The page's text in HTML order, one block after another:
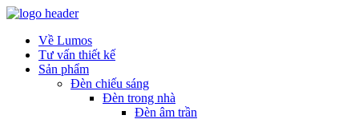
Về Lumos
Tư vấn thiết kế
Sản phẩm
Đèn chiếu sáng
Đèn trong nhà
Đèn âm trần